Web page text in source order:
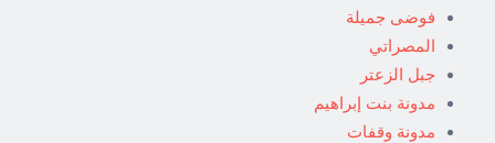
فوضى جميلة
المصراتي
جبل الزعتر
مدونة بنت إبراهيم
مدونة وقفات